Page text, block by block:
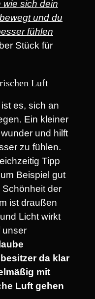
wie sich dein
und du
fühlen
Stück für
Luft
es, sich an
Ein kleiner
und hilft
zu fühlen.
Tipp
Beispiel gut
der
ist draußen
Licht wirkt
unser
da klar
mit
Luft gehen